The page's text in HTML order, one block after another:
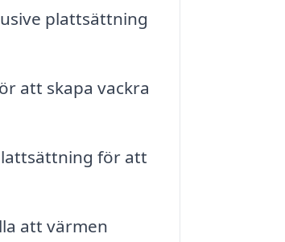
plattsättning
att skapa vackra
för att
att värmen